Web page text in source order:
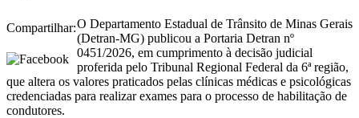
Compartilhar:O Departamento Estadual de Trânsito de Minas Gerais
(Detran-MG) publicou a Portaria Detran nº
0451/2026, em cumprimento à decisão judicial
proferida pelo Tribunal Regional Federal da 6ª região,
que altera os valores praticados pelas clínicas médicas e psicológicas
credenciadas para realizar exames para o processo de habilitação de
condutores.